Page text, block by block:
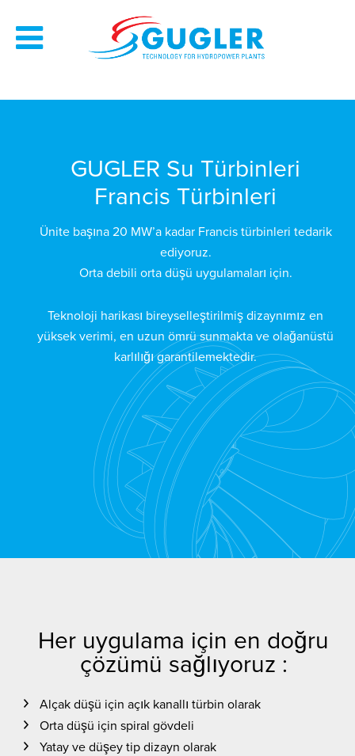
GUGLER Su Türbinleri
Francis Türbinleri
Ünite başına 20 MW’a kadar Francis türbinleri tedarik
ediyoruz.
Orta debili orta düşü uygulamaları için.
Teknoloji harikası bireyselleştirilmiş dizaynımız en
yüksek verimi, en uzun ömrü sunmakta ve olağanüstü
karlılığı garantilemektedir.
Her uygulama için en doğru
çözümü sağlıyoruz :
Alçak düşü için açık kanallı türbin olarak
Orta düşü için spiral gövdeli
Yatay ve düşey tip dizayn olarak